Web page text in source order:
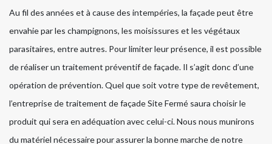
Au fil des années et à cause des intempéries, la façade peut être
envahie par les champignons, les moisissures et les végétaux
parasitaires, entre autres. Pour limiter leur présence, il est possible
de réaliser un traitement préventif de façade. Il s’agit donc d’une
opération de prévention. Quel que soit votre type de revêtement,
l’entreprise de traitement de façade Site Fermé saura choisir le
produit qui sera en adéquation avec celui-ci. Nous nous munirons
du matériel nécessaire pour assurer la bonne marche de notre